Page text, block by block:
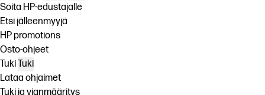
Soita HP-edustajalle
Etsi jälleenmyyjä
HP promotions
Osto-ohjeet
TukiTuki
Lataa ohjaimet
Tuki ja vianmääritys